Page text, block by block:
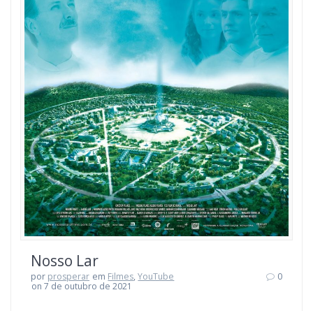
Nosso Lar
por prosperar em Filmes,YouTube
on 7 de outubro de 2021
0